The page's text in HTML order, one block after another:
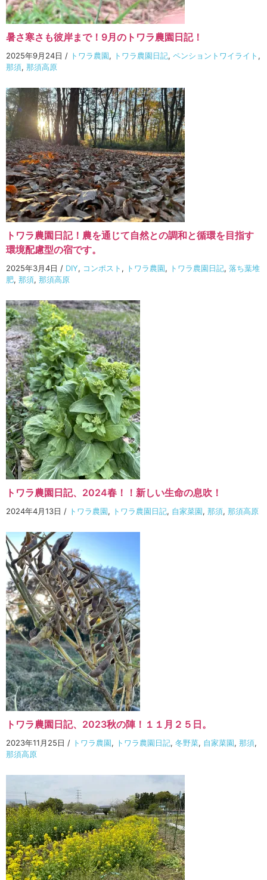
暑さ寒さも彼岸まで！9月のトワラ農園日記！
2025年9月24日 / トワラ農園, トワラ農園日記, ペンショントワイライト ,
那須, 那須高原
トワラ農園日記！農を通じて自然との調和と循環を目指す
環境配慮型の宿です。
2025年3月4日 / DIY, コンポスト , トワラ農園, トワラ農園日記, 落ち葉堆
肥, 那須, 那須高原
トワラ農園日記、2024春！！新しい生命の息吹！
2024年4月13日 / トワラ農園, トワラ農園日記, 自家菜園, 那須, 那須高原
トワラ農園日記、2023秋の陣！１１月２５日。
2023年11月25日 / トワラ農園, トワラ農園日記, 冬野菜, 自家菜園, 那須,
那須高原